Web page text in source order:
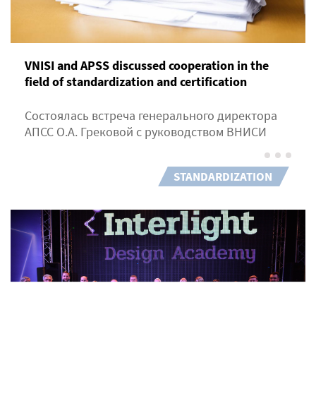
VNISI and APSS discussed cooperation in the
field of standardization and certification
Состоялась встреча генерального директора
АПСС О.А. Грековой с руководством ВНИСИ
STANDARDIZATION